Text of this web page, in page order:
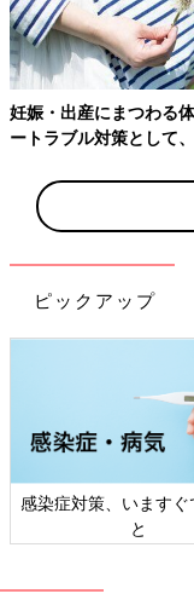
赤
本
育
ん
い
け
去
もし、気になること
家に積極的に相談し
参考／「ひよこクラ
育児中におススメ
アプリ「まいにち
妊娠・出産にまつわる
ートラブル対策として
ピックアップ
感染症対策、いますぐ
と